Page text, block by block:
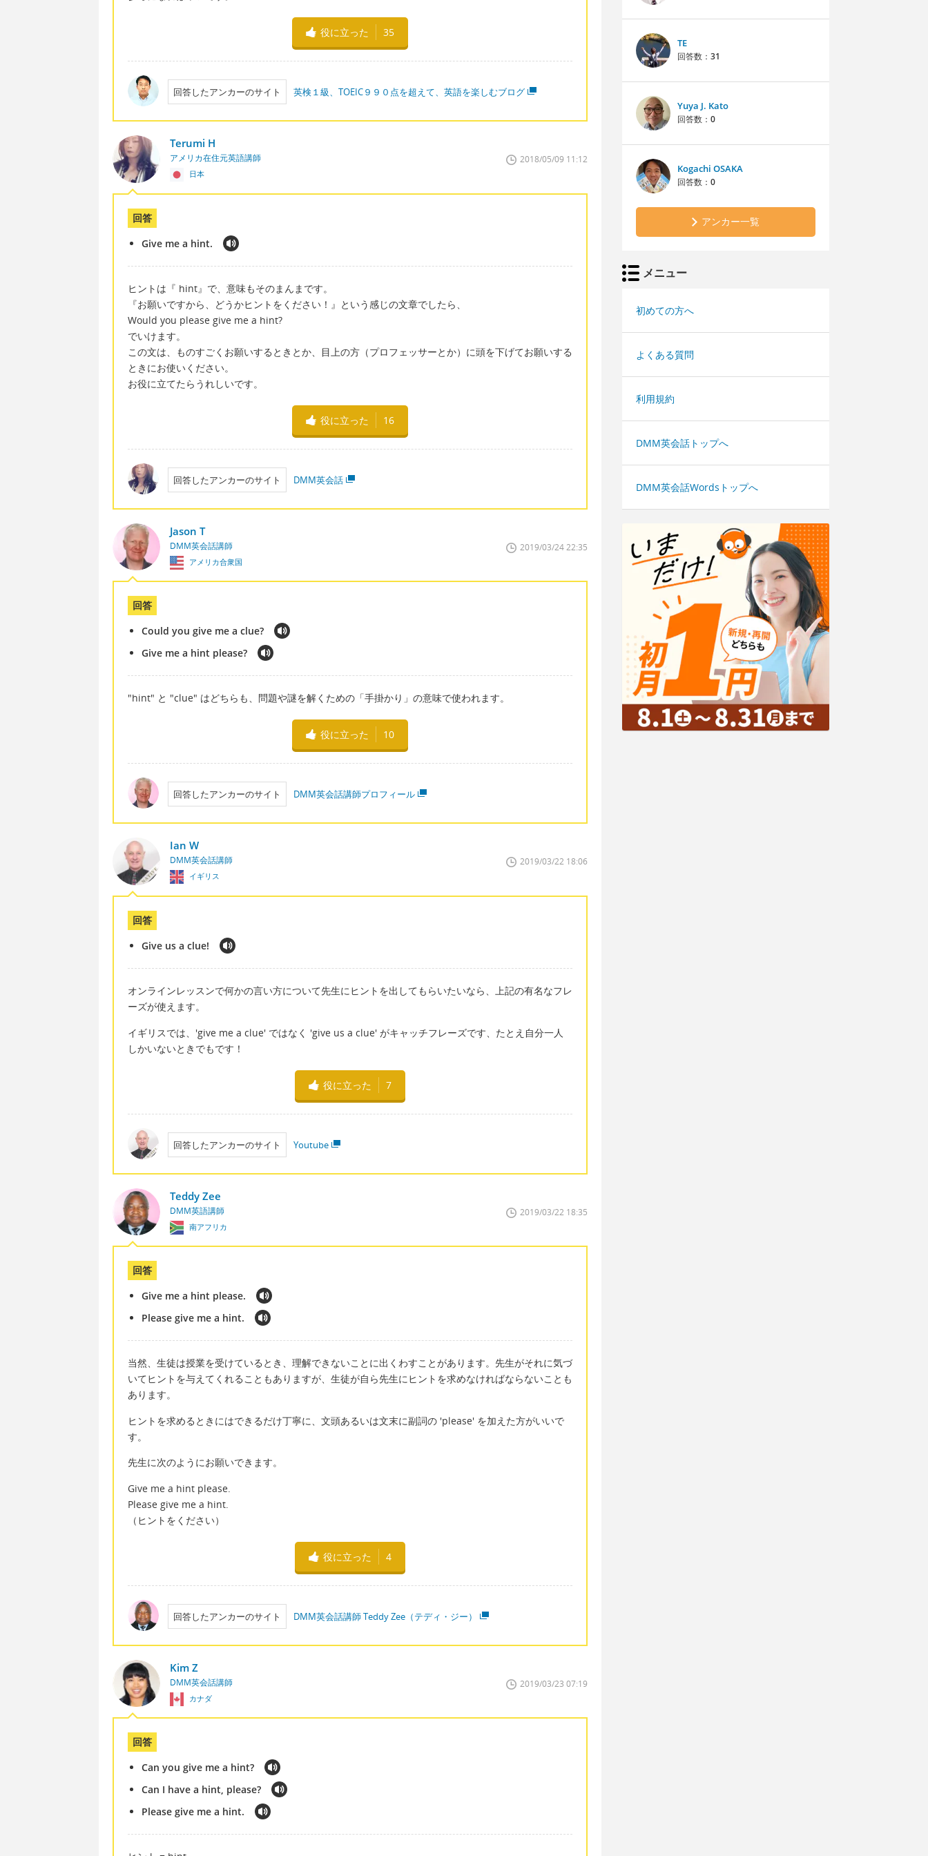
役に立った 35
回答したアンカーのサイト 英検１級、TOEIC９９０点を超えて、英語を楽しむブログ
Terumi H
アメリカ在住元英語講師
日本
2018/05/09 11:12
回答
Give me a hint.
ヒントは『 hint』で、意味もそのまんまです。
『お願いですから、どうかヒントをください！』という感じの文章でしたら、
Would you please give me a hint?
でいけます。
この文は、ものすごくお願いするときとか、目上の方（プロフェッサーとか）に頭を下げてお願いする
ときにお使いください。
お役に立てたらうれしいです。
役に立った 16
回答したアンカーのサイト DMM英会話
Jason T
DMM英会話講師
アメリカ合衆国
2019/03/24 22:35
回答
Could you give me a clue?
Give me a hint please?
"hint" と "clue" はどちらも、問題や謎を解くための「手掛かり」の意味で使われます。
役に立った 10
回答したアンカーのサイト DMM英会話講師プロフィール
Ian W
DMM英会話講師
イギリス
2019/03/22 18:06
回答
Give us a clue!
オンラインレッスンで何かの言い方について先生にヒントを出してもらいたいなら、上記の有名なフレ
ーズが使えます。
イギリスでは、'give me a clue' ではなく 'give us a clue' がキャッチフレーズです、たとえ自分一人
しかいないときでもです！
役に立った 7
回答したアンカーのサイト Youtube
Teddy Zee
DMM英語講師
南アフリカ
2019/03/22 18:35
回答
Give me a hint please.
Please give me a hint.
当然、生徒は授業を受けているとき、理解できないことに出くわすことがあります。先生がそれに気づ
いてヒントを与えてくれることもありますが、生徒が自ら先生にヒントを求めなければならないことも
あります。
ヒントを求めるときにはできるだけ丁寧に、文頭あるいは文末に副詞の 'please' を加えた方がいいで
す。
先生に次のようにお願いできます。
Give me a hint please.
Please give me a hint.
（ヒントをください）
役に立った 4
回答したアンカーのサイト DMM英会話講師 Teddy Zee（テディ・ジー）
Kim Z
DMM英会話講師
カナダ
2019/03/23 07:19
回答
Can you give me a hint?
Can I have a hint, please?
Please give me a hint.
TE
回答数： 31
Yuya J. Kato
回答数： 0
Kogachi OSAKA
回答数： 0
アンカー一覧
メニュー
初めての方へ
よくある質問
利用規約
DMM英会話トップへ
DMM英会話Wordsトップへ